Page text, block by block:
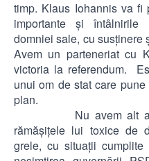
timp. Klaus Iohannis va fi
importante şi
domniei sale, cu susţinere
Avem un parteneriat cu
victoria la referendum.
unui om de stat care
plan.
Nu avem alt
rămăşiţele lui toxice de
grele, cu situaţii